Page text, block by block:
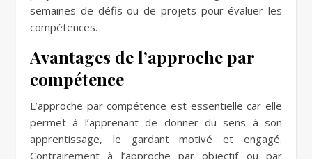
semaines de défis ou de projets pour évaluer les
compétences.
Avantages de l’approche par
compétence
L’approche par compétence est essentielle car elle
permet à l’apprenant de donner du sens à son
apprentissage, le gardant motivé et engagé.
Contrairement à l’approche par objectif ou par